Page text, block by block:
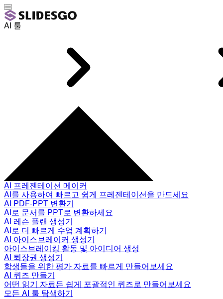
AI 툴
AI 프레젠테이션 메이커
AI를 사용하여 빠르고 쉽게 프레젠테이션을 만드세요
AI PDF-PPT 변환기
AI로 문서를 PPT로 변환하세요
AI 레슨 플랜 생성기
AI로 더 빠르게 수업 계획하기
AI 아이스브레이커 생성기
아이스브레이킹 활동 및 아이디어 생성
AI 퇴장권 생성기
학생들을 위한 평가 자료를 빠르게 만들어보세요
AI 퀴즈 만들기
어떤 읽기 자료든 쉽게 포괄적인 퀴즈로 만들어보세요
모든 AI 툴 탐색하기